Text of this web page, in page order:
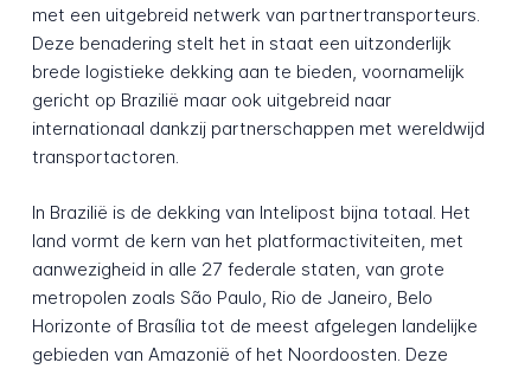
met een uitgebreid netwerk van partnertransporteurs.
Deze benadering stelt het in staat een uitzonderlijk
brede logistieke dekking aan te bieden, voornamelijk
gericht op Brazilië maar ook uitgebreid naar
internationaal dankzij partnerschappen met wereldwijd
transportactoren.
In Brazilië is de dekking van Intelipost bijna totaal. Het
land vormt de kern van het platformactiviteiten, met
aanwezigheid in alle 27 federale staten, van grote
metropolen zoals São Paulo, Rio de Janeiro, Belo
Horizonte of Brasília tot de meest afgelegen landelijke
gebieden van Amazonië of het Noordoosten. Deze